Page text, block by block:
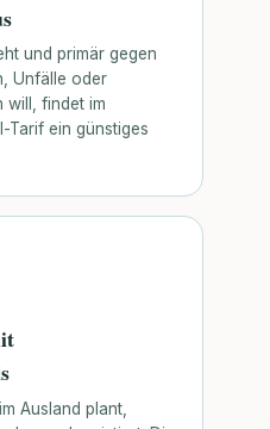
und primär gegen
Unfälle oder
will, findet im
Tarif ein günstiges
Ausland plant,